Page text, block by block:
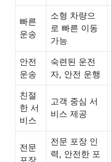
빠른
운송
소형 차량으
로 빠른 이동
가능
안전
운송
숙련된 운전
자, 안전 운행
친절
한 서
비스
고객 중심 서
비스 제공
전문
포장
전문 포장 인
력, 안전한 포